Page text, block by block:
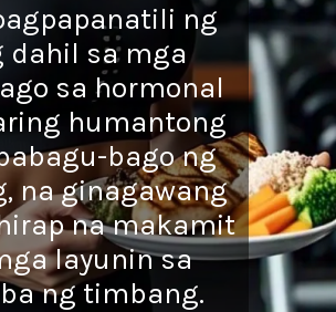
ng
dahil sa mga
sa hormonal
humantong
bago ng
na ginagawang
na makamit
layunin sa
ng timbang.